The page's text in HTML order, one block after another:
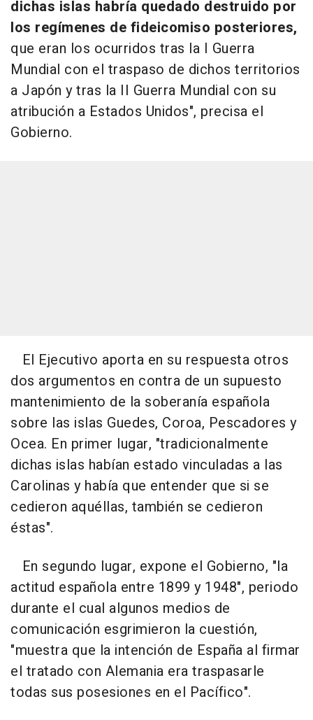
dichas islas habría quedado destruido por
los regímenes de fideicomiso posteriores,
que eran los ocurridos tras la I Guerra
Mundial con el traspaso de dichos territorios
a Japón y tras la II Guerra Mundial con su
atribución a Estados Unidos", precisa el
Gobierno.
El Ejecutivo aporta en su respuesta otros
dos argumentos en contra de un supuesto
mantenimiento de la soberanía española
sobre las islas Guedes, Coroa, Pescadores y
Ocea. En primer lugar, "tradicionalmente
dichas islas habían estado vinculadas a las
Carolinas y había que entender que si se
cedieron aquéllas, también se cedieron
éstas".
En segundo lugar, expone el Gobierno, "la
actitud española entre 1899 y 1948", periodo
durante el cual algunos medios de
comunicación esgrimieron la cuestión,
"muestra que la intención de España al firmar
el tratado con Alemania era traspasarle
todas sus posesiones en el Pacífico".